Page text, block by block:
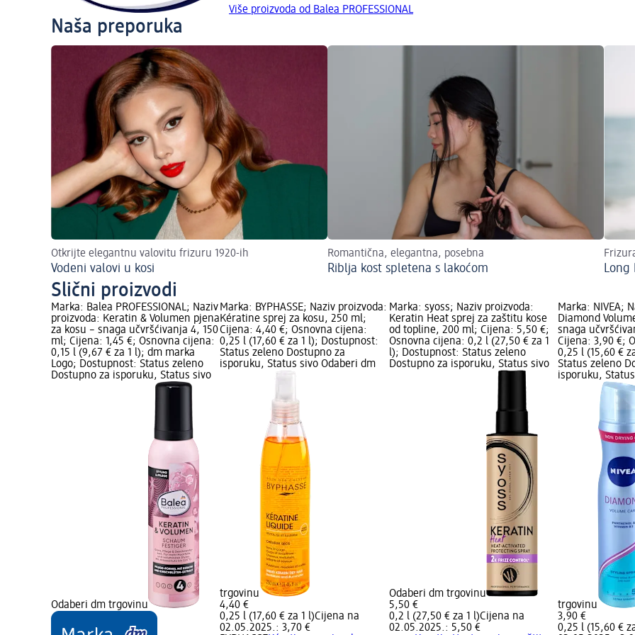
Više proizvoda od Balea PROFESSIONAL
Naša preporuka
Otkrijte elegantnu valovitu frizuru 1920-ih
Vodeni valovi u kosi
Romantična, elegantna, posebna
Riblja kost spletena s lakoćom Long
Slični proizvodi
Marka: Balea PROFESSIONAL; Naziv
proizvoda: Keratin & Volumen pjena
za kosu – snaga učvršćivanja 4, 150
ml; Cijena: 1,45 €; Osnovna cijena:
0,15 l (9,67 € za 1 l); dm marka
Logo; Dostupnost: Status zeleno
Dostupno za isporuku, Status sivo
Odaberi dm trgovinu
Marka: BYPHASSE; Naziv proizvoda:
Kératine sprej za kosu, 250 ml;
Cijena: 4,40 €; Osnovna cijena:
0,25 l (17,60 € za 1 l); Dostupnost:
Status zeleno Dostupno za
isporuku, Status sivo Odaberi dm
trgovinu
4,40 €
0,25 l (17,60 € za 1 l)Cijena na
02.05.2025.: 3,70 €
Marka: syoss; Naziv proizvoda:
Keratin Heat sprej za zaštitu kose
od topline, 200 ml; Cijena: 5,50 €;
Osnovna cijena: 0,2 l (27,50 € za 1
l); Dostupnost: Status zeleno
Dostupno za isporuku, Status sivo
Odaberi dm trgovinu
5,50 €
0,2 l (27,50 € za 1 l)Cijena na
02.05.2025.: 5,50 €
Marka: NIVEA;
Diamond
snaga
Cijena: 3,90 €;
0,25 l (15,60 €
Status zeleno
isporuku,
trgovinu
3,90 €
0,25 l (15,60 €